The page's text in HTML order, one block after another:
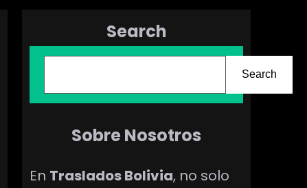
Search
s
r
Search
Sobre Nosotros
En Traslados Bolivia, no solo